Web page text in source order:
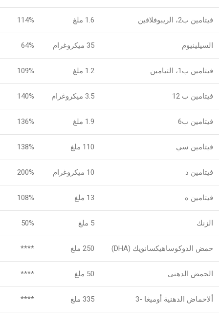
فيتامين ب2، الريبوفلافين 1.6 ملغ 114%
السيلينيوم 35 ميكروغرام 64%
فيتامين ب1، الثيامين 1.2 ملغ 109%
فيتامين ب 12 3.5 ميكروغرام 140%
فيتامين ب6 1.9 ملغ 136%
فيتامين سي 110 ملغ 138%
فيتامين د 10 ميكروغرام 200%
فيتامين ه 13 ملغ 108%
الزنك 5 ملغ 50%
حمض الدوكوساهيكسانويك (DHA) 250 ملغ ****
الحمض الدهنى 50 ملغ ****
ألاحماض الدهنية أوميغا -3 335 ملغ ****